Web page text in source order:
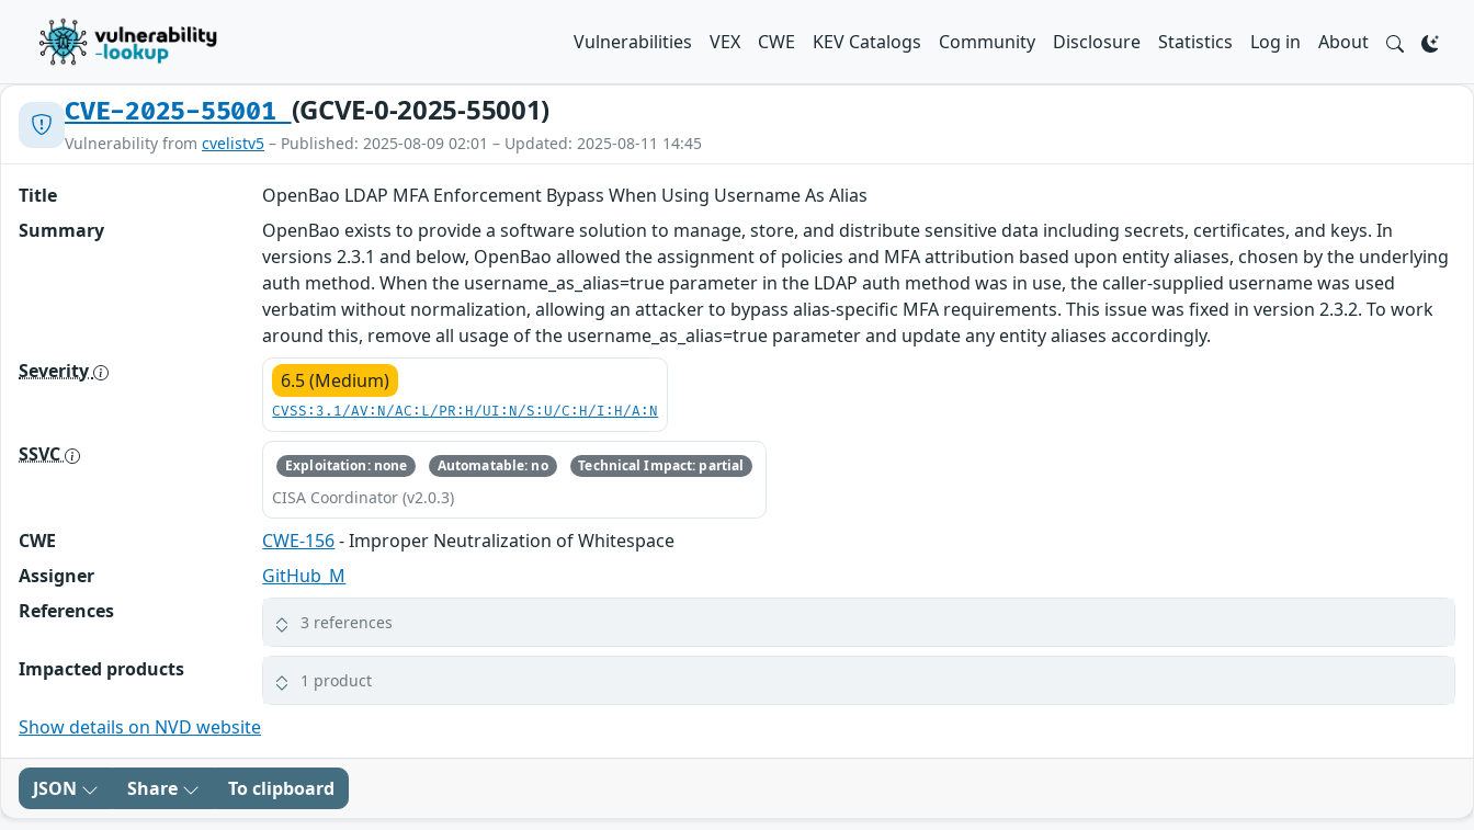
Vulnerabilities VEX CWE KEV Catalogs Community Disclosure Statistics Log in About
CVE-2025-55001 (GCVE-0-2025-55001)
Vulnerability from cvelistv5 – Published: 2025-08-09 02:01 – Updated: 2025-08-11 14:45
Title
OpenBao LDAP MFA Enforcement Bypass When Using Username As Alias
Summary
OpenBao exists to provide a software solution to manage, store, and distribute sensitive data including secrets, certificates, and keys. In
versions 2.3.1 and below, OpenBao allowed the assignment of policies and MFA attribution based upon entity aliases, chosen by the underlying
auth method. When the username_as_alias=true parameter in the LDAP auth method was in use, the caller-supplied username was used
verbatim without normalization, allowing an attacker to bypass alias-specific MFA requirements. This issue was fixed in version 2.3.2. To work
around this, remove all usage of the username_as_alias=true parameter and update any entity aliases accordingly.
Severity
6.5 (Medium)
CVSS:3.1/AV:N/AC:L/PR:H/UI:N/S:U/C:H/I:H/A:N
SSVC Exploitation: none Automatable: no Technical Impact: partial
CISA Coordinator (v2.0.3)
CWE CWE-156- Improper Neutralization of Whitespace
Assigner
GitHub_M
References
3 references
Impacted products 1 product
Show details on NVD website
JSON Share To clipboard